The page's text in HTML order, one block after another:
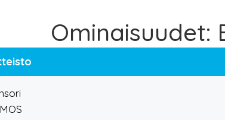
Ominaisuudet: